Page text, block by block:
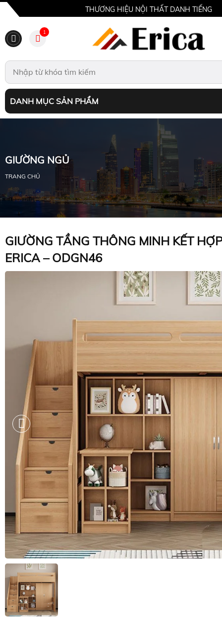
THƯƠNG HIỆU NỘI THẤT DANH TIẾNG
1
DANH MỤC SẢN PHẨM
GIƯỜNG NGỦ
TRANG CHỦ
GIƯỜNG TẦNG THÔNG MINH KẾT
ERICA – ODGN46